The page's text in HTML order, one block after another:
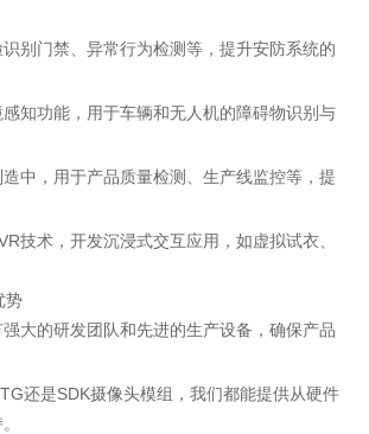
别门禁、异常行为检测等，提升安防系统的
知功能，用于车辆和无人机的障碍物识别与
中，用于产品质量检测、生产线监控等，提
技术，开发沉浸式交互应用，如虚拟试衣、
势
大的研发团队和先进的生产设备，确保产品
还是SDK摄像头模组，我们都能提供从硬件